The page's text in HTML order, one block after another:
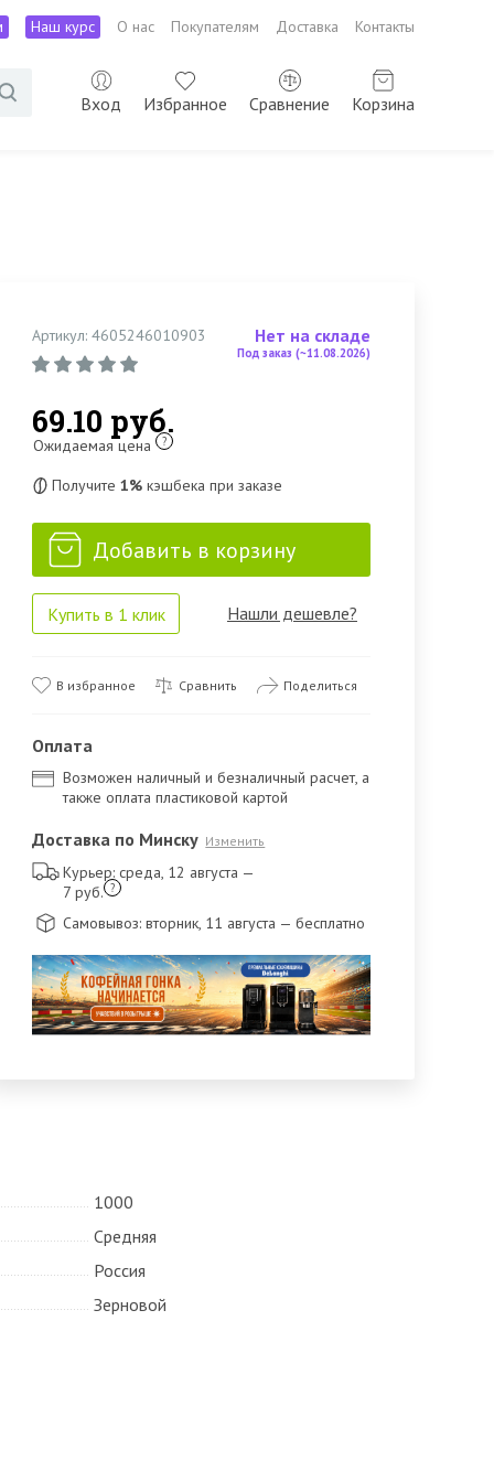
Наш курс О нас Покупателям Доставка Контакты
Вход Избранное Сравнение Корзина
Артикул: 4605246010903 Нет на складе
Под заказ (~11.08.2026)
69.10 руб.
Ожидаемая цена ?
Получите1%кэшбека при заказе
Добавить в корзину
Купить в 1 клик Нашли дешевле?
В избранное Сравнить Поделиться
Оплата
Возможен наличный и безналичный расчет, а
также оплата пластиковой картой
Доставка по Минску Изменить
Курьер: среда, 12 августа —
7 руб. ?
Самовывоз: вторник, 11 августа — бесплатно
1000
Средняя
Россия
Зерновой